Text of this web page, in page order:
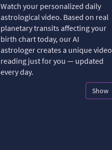
Watch your personalized daily
astrological video. Based on real
planetary transits affecting your
birth chart today, our AI
astrologer creates a unique video
reading just for you — updated
every day.
Show